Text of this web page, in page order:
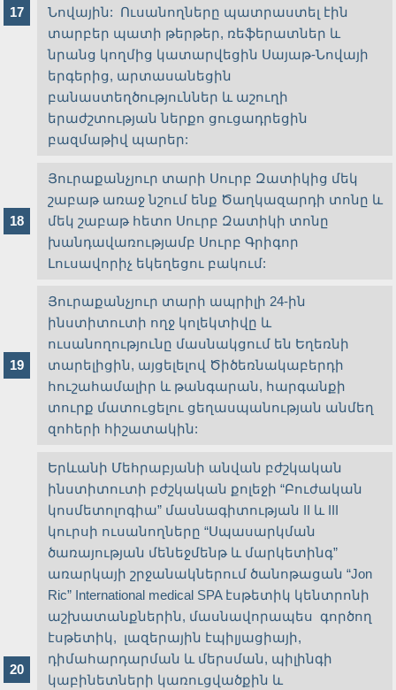
Նովային: Ուսանողները պատրաստել էին
տարբեր պատի թերթեր, ռեֆերատներ և
նրանց կողմից կատարվեցին Սայաթ-Նովայի
երգերից, արտասանեցին
բանաստեղծություններ և աշուղի
երաժշտության ներքո ցուցադրեցին
բազմաթիվ պարեր:
Յուրաքանչյուր տարի Սուրբ Զատիկից մեկ
շաբաթ առաջ նշում ենք Ծաղկազարդի տոնը և
մեկ շաբաթ հետո Սուրբ Զատիկի տոնը
խանդավառությամբ Սուրբ Գրիգոր
Լուսավորիչ եկեղեցու բակում:
Յուրաքանչյուր տարի ապրիլի 24-ին
ինստիտուտի ողջ կոլեկտիվը և
ուսանողությունը մասնակցում են Եղեռնի
տարելիցին, այցելելով Ծիծեռնակաբերդի
հուշահամալիր և թանգարան, հարգանքի
տուրք մատուցելու ցեղասպանության անմեղ
զոհերի հիշատակին:
Երևանի Մեհրաբյանի անվան բժշկական
ինստիտուտի բժշկական քոլեջի “Բուժական
կոսմետոլոգիա” մասնագիտության II և III
կուրսի ուսանողները “Սպասարկման
ծառայության մենեջմենթ և մարկետինգ”
առարկայի շրջանակներում ծանոթացան “Jon
Ric” International medical SPA էսթետիկ կենտրոնի
աշխատանքներին, մասնավորապես գործող
էսթետիկ, լազերային էպիլյացիայի,
դիմահարդարման և մերսման, պիլինգի
կաբինետների կառուցվածքին և